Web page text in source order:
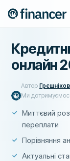
онлайн
Автор
Ми
Миттєвий
переплати
Порівняння
Актуальні